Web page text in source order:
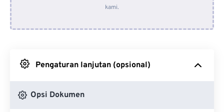
Dari Dropbox
kami.
Pengaturan lanjutan (opsional)
Opsi Dokumen